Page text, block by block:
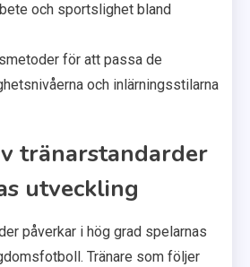
och sportslighet bland
för att passa de
och inlärningsstilarna
tränarstandarder
utveckling
påverkar i hög grad spelarnas
Tränare som följer